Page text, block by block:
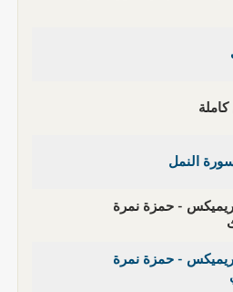
النمل
- حمزة نمرة
- حمزة نمرة